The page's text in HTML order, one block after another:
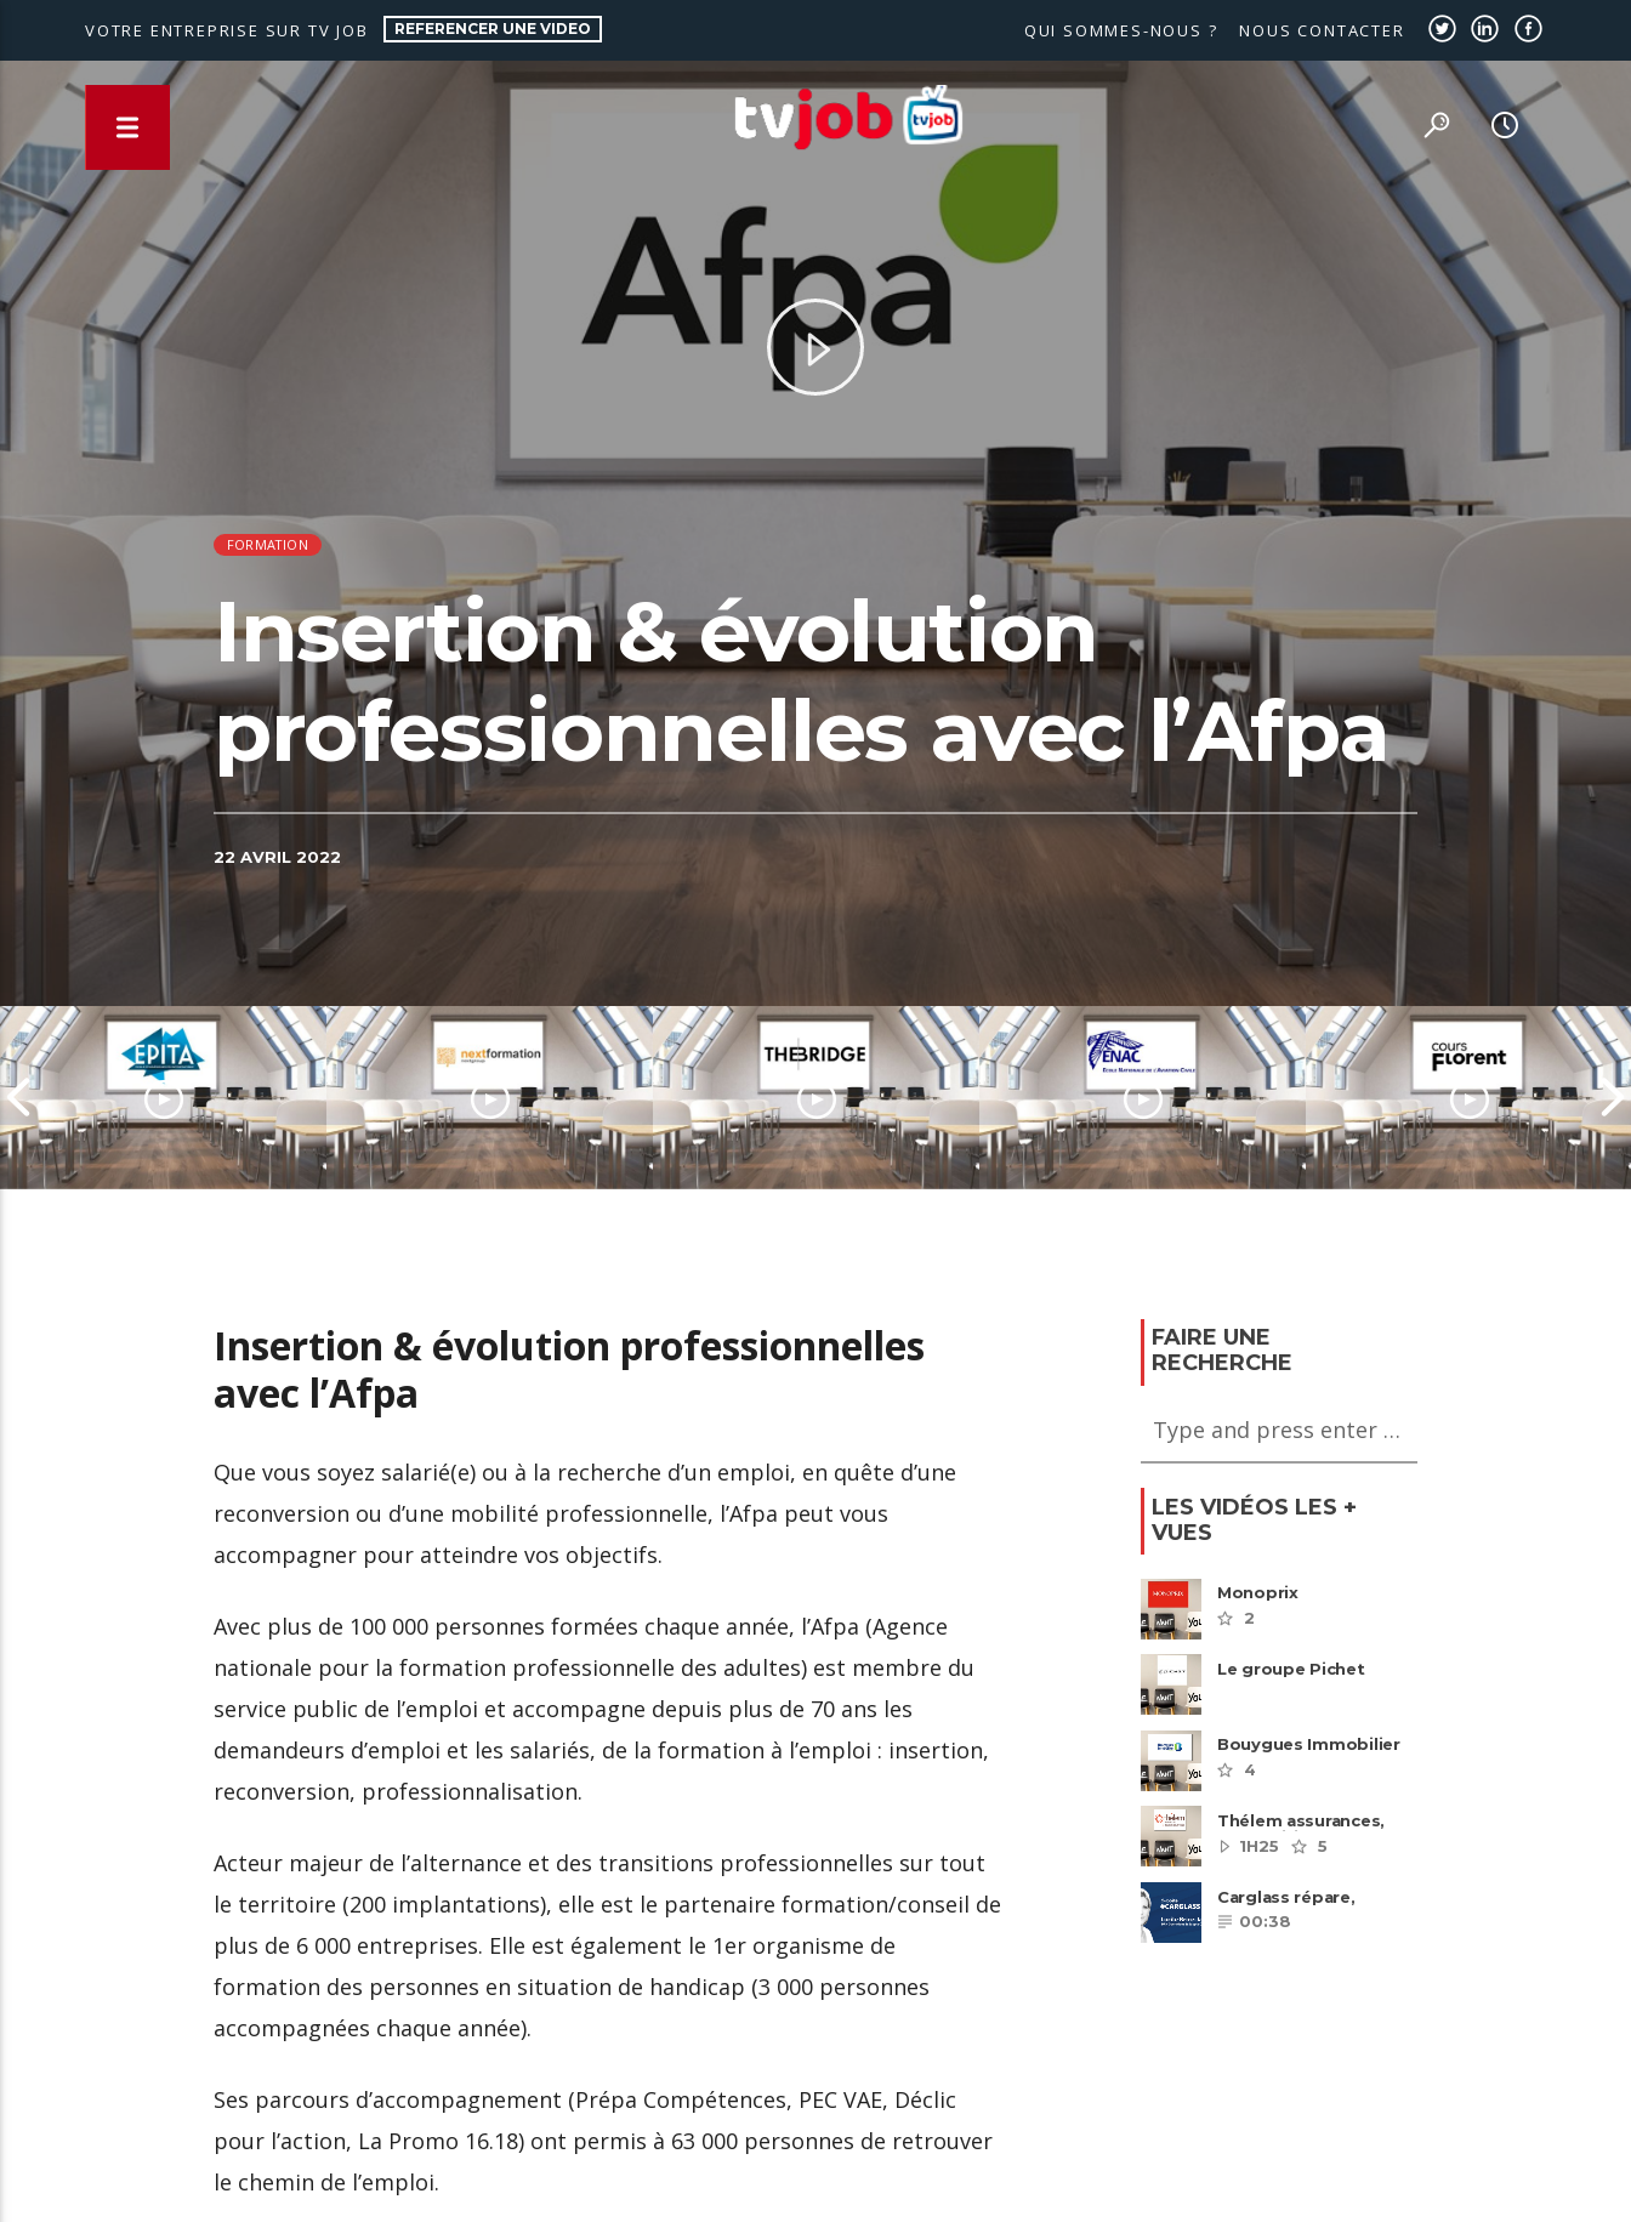
VOTRE ENTREPRISE SUR TV JOB REFERENCER UNE VIDEO NOUS CONTACTER
QUI SOMMES-NOUS ?
FORMATION
Insertion & évolution
professionnelles avec l’Afpa
22 AVRIL 2022
Nextformation
génération à Paris
élites de l’aéronautique
Insertion & évolution professionnelles
avec l’Afpa
Que vous soyez salarié(e) ou à la recherche d’un emploi, en quête d’une
reconversion ou d’une mobilité professionnelle, l’Afpa peut vous
accompagner pour atteindre vos objectifs.
Avec plus de 100 000 personnes formées chaque année, l’Afpa (Agence
nationale pour la formation professionnelle des adultes) est membre du
service public de l’emploi et accompagne depuis plus de 70 ans les
demandeurs d’emploi et les salariés, de la formation à l’emploi : insertion,
reconversion, professionnalisation.
Acteur majeur de l’alternance et des transitions professionnelles sur tout
le territoire (200 implantations), elle est le partenaire formation/conseil de
plus de 6 000 entreprises. Elle est également le 1er organisme de
formation des personnes en situation de handicap (3 000 personnes
accompagnées chaque année).
Ses parcours d’accompagnement (Prépa Compétences, PEC VAE, Déclic
pour l’action, La Promo 16.18) ont permis à 63 000 personnes de retrouver
le chemin de l’emploi.
FAIRE UNE
RECHERCHE
LES VIDÉOS LES +
VUES
Monoprix
2
Le groupe Pichet
Bouygues Immobilier
recrute autour de 8
pôles métiers
4
Thélem assurances,
une politique RH
ambitieuse
1H25 5
Carglass répare,
Carglass remplace et
Carglass embauche
00:38